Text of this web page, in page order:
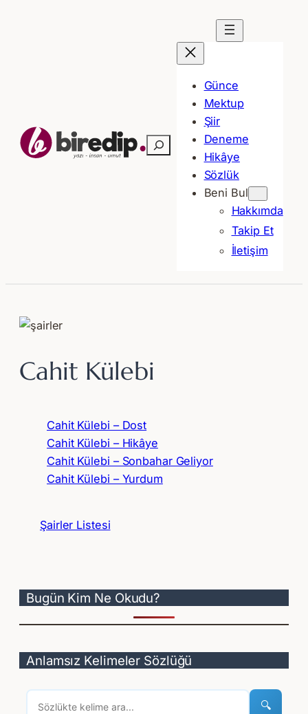
Ara
Günce
Mektup
Şiir
Deneme
Hikâye
Sözlük
Beni Bul
Hakkımda
Takip Et
İletişim
Cahit Külebi
Cahit Külebi – Dost
Cahit Külebi – Hikâye
Cahit Külebi – Sonbahar Geliyor
Cahit Külebi – Yurdum
Şairler Listesi
Bugün Kim Ne Okudu?
Anlamsız Kelimeler Sözlüğü
🔍